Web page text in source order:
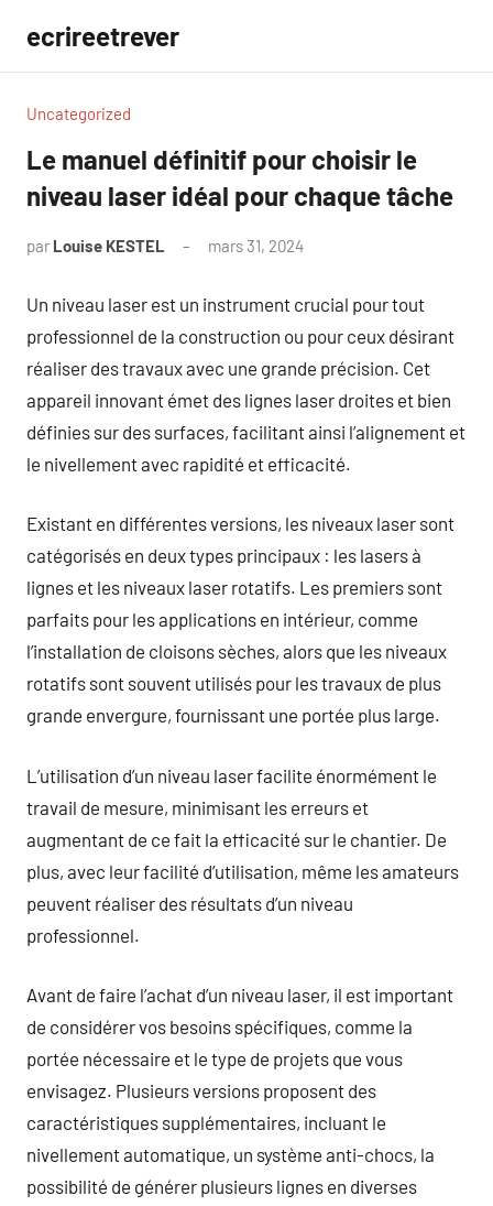
contenu
ecrireetrever
Uncategorized
Le manuel définitif pour choisir le
niveau laser idéal pour chaque tâche
par Louise KESTEL mars 31, 2024
Un niveau laser est un instrument crucial pour tout
professionnel de la construction ou pour ceux désirant
réaliser des travaux avec une grande précision. Cet
appareil innovant émet des lignes laser droites et bien
définies sur des surfaces, facilitant ainsi l’alignement et
le nivellement avec rapidité et efficacité.
Existant en différentes versions, les niveaux laser sont
catégorisés en deux types principaux : les lasers à
lignes et les niveaux laser rotatifs. Les premiers sont
parfaits pour les applications en intérieur, comme
l’installation de cloisons sèches, alors que les niveaux
rotatifs sont souvent utilisés pour les travaux de plus
grande envergure, fournissant une portée plus large.
L’utilisation d’un niveau laser facilite énormément le
travail de mesure, minimisant les erreurs et
augmentant de ce fait la efficacité sur le chantier. De
plus, avec leur facilité d’utilisation, même les amateurs
peuvent réaliser des résultats d’un niveau
professionnel.
Avant de faire l’achat d’un niveau laser, il est important
de considérer vos besoins spécifiques, comme la
portée nécessaire et le type de projets que vous
envisagez. Plusieurs versions proposent des
caractéristiques supplémentaires, incluant le
nivellement automatique, un système anti-chocs, la
possibilité de générer plusieurs lignes en diverses